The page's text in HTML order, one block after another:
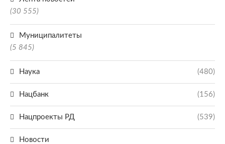
(30 555)
Муниципалитеты
(5 845)
Наука (480)
Нацбанк (156)
Нацпроекты РД (539)
Новости